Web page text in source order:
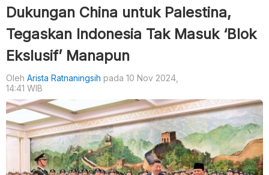
Dukungan China untuk Palestina,
Tegaskan Indonesia Tak Masuk ‘Blok
Ekslusif’ Manapun
Oleh Arista Ratnaningsih pada 10 Nov 2024,
14:41 WIB